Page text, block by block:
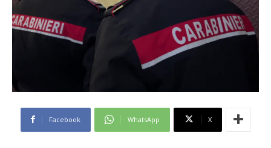
Facebook WhatsApp X